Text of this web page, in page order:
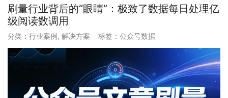
刷量行业背后的“眼睛”：极致了数据每日处理亿
级阅读数调用
分类： 行业案例, 解决方案 标签： 公众号数据